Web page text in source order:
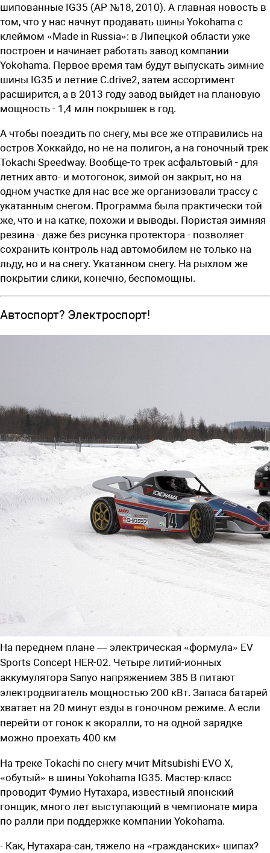
шипованные IG35 (АР №18, 2010). А главная новость в
том, что у нас начнут продавать шины Yokohama с
клеймом «Made in Russia»: в Липецкой области уже
построен и начинает работать завод компании
Yokohama. Первое время там будут выпускать зимние
шины IG35 и летние C.drive2, затем ассортимент
расширится, а в 2013 году завод выйдет на плановую
мощность - 1,4 млн покрышек в год.
А чтобы поездить по снегу­, мы все же отправились на
остров Хоккайдо, но не на полигон, а на гоночный трек
Tokachi Speedway. Вообще-то трек асфальтовый - для
летних авто- и мотогонок, зимой он закрыт, но на
одном участке для нас все же организовали трассу с
укатанным снегом. Программа была практически той
же, что и на катке, похожи и выводы. Пористая зимняя
резина - даже без рисунка протектора - позволяет
сохранить контроль над автомобилем не только на
льду, но и на снегу. Укатанном снегу. На рыхлом же
покрытии слики, конечно, беспомощны.
Автоспорт? Электроспорт!
На переднем плане — электрическая «формула» EV
Sports Concept HER-02. Четыре литий-ионных
аккумулятора Sanyo напряжением 385 В питают
электродвигатель мощностью 200 кВт. Запаса батарей
хватает на 20 минут езды в гоночном режиме. А если
перейти от гонок к экоралли, то на одной зарядке
можно проехать 400 км
На треке Tokachi по снегу мчит Mitsubishi EVO X,
«обутый» в шины Yokohama IG35. Мастер-класс
проводит Фумио Нутахара, известный японский
гонщик, много лет выступающий в чемпионате мира
по ралли при поддержке компании Yokohama.
- Как, Нутахара-сан, тяжело на «гражданских» шипах?